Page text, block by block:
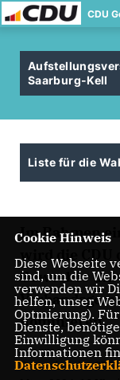
CDU
Saarburg-Kell
Liste für die
Im Rahmen
wird die CDU
Bewerber um
nominieren.
Dazu sind die
Cookie Hinweis
Diese Webseite
sind, um die
verwenden wir
helfen, unser
Optmierung).
Dienste,
Einwilligung
Informationen